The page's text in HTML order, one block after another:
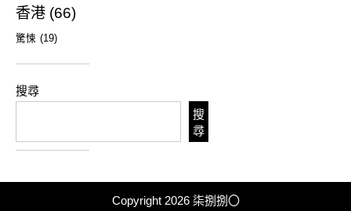
香港 (66)
驚悚 (19)
搜尋
搜
尋
Copyright 2026 柒捌捌〇